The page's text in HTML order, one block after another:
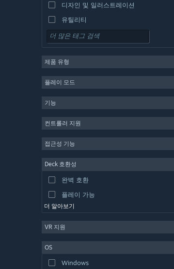
디자인 및 일러스트레이션
유틸리티
무료 플레이
MMO
시뮬레이션
동영상 제작
사진 편집
제품 유형
플레이 모드
기능
컨트롤러 지원
접근성 기능
Deck 호환성
완벽 호환
플레이 가능
더 알아보기
VR 지원
OS
Windows